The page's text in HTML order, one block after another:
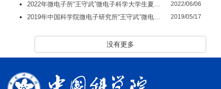
2022年微电子所“王守武”微电子科学大学生夏令营报名通知 2022/06/06
2019年中国科学院微电子研究所“王守武”微电子科学夏令营招生简章 2019/05/17
没有更多